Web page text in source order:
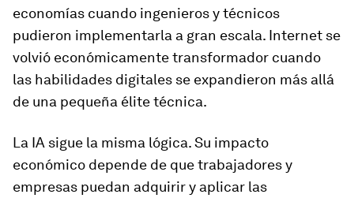
economías cuando ingenieros y técnicos
pudieron implementarla a gran escala. Internet se
volvió económicamente transformador cuando
las habilidades digitales se expandieron más allá
de una pequeña élite técnica.
La IA sigue la misma lógica. Su impacto
económico depende de que trabajadores y
empresas puedan adquirir y aplicar las